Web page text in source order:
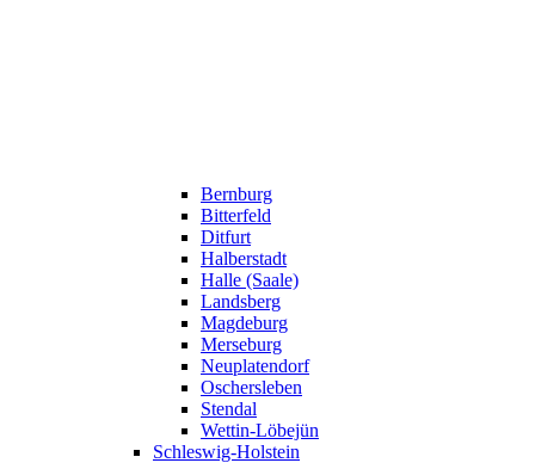
Bernburg
Bitterfeld
Ditfurt
Halberstadt
Halle (Saale)
Landsberg
Magdeburg
Merseburg
Neuplatendorf
Oschersleben
Stendal
Wettin-Löbejün
Schleswig-Holstein